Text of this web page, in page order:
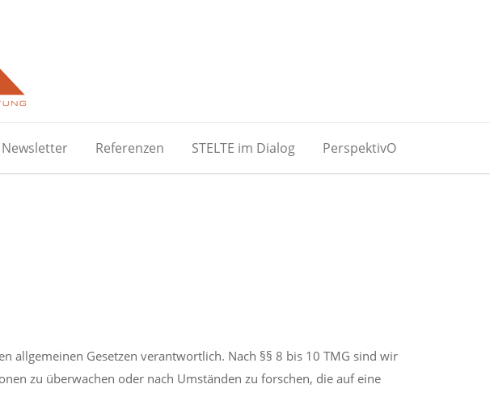
Newsletter Referenzen STELTE im Dialog PerspektivO
allgemeinen Gesetzen verantwortlich. Nach §§ 8 bis 10 TMG sind wir
zu überwachen oder nach Umständen zu forschen, die auf eine